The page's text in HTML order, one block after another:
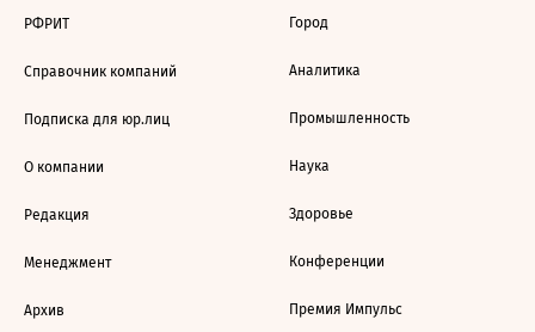
РФРИТ
Справочник компаний
Подписка для юр.лиц
О компании
Редакция
Менеджмент
Архив
Город
Аналитика
Промышленность
Наука
Здоровье
Конференции
Премия Импульс